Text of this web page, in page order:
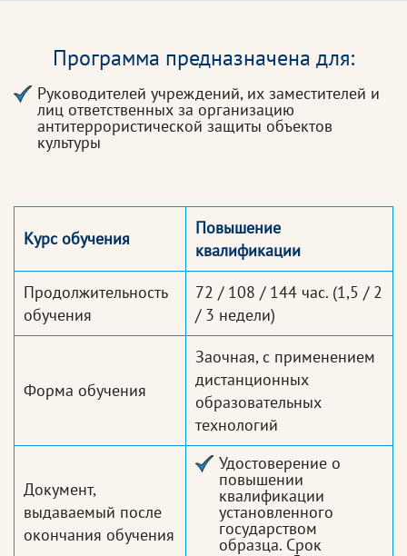
Программа предназначена для:
Руководителей учреждений, их заместителей и
лиц ответственных за организацию
антитеррористической защиты объектов
культуры
Курс обучения
Повышение
квалификации
Продолжительность
обучения
72 / 108 / 144 час. (1,5 / 2
/ 3 недели)
Форма обучения
Заочная, с применением
дистанционных
образовательных
технологий
Документ,
выдаваемый после
окончания обучения
Удостоверение о
повышении
квалификации
установленного
государством
образца. Срок